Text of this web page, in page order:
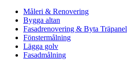
Måleri & Renovering
Bygga altan
Fasadrenovering & Byta Träpanel
Fönstermålning
Lägga golv
Fasadmålning